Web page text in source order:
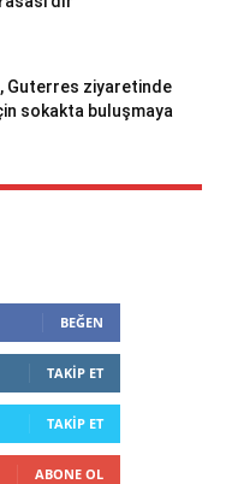
Guterres ziyaretinde
sokakta buluşmaya
BEĞEN
TAKIP ET
TAKIP ET
ABONE OL